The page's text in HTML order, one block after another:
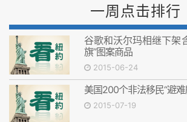
一周点击排行
谷歌和沃尔玛相继下架
旗”图案商品
2015-06-24
美国200个非法移民“避难
2015-07-19